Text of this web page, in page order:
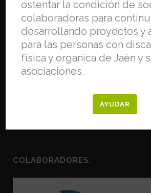
COLABORADORES:
ostentar la condición de
colaboradoras para
desarrollando proyectos y
para las personas con
física y orgánica de Jaén y
asociaciones.
AYUDAR